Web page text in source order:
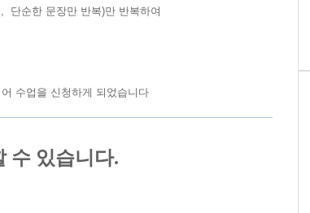
단순한 문장만 반복)만 반복하여
수업을 신청하게 되었습니다